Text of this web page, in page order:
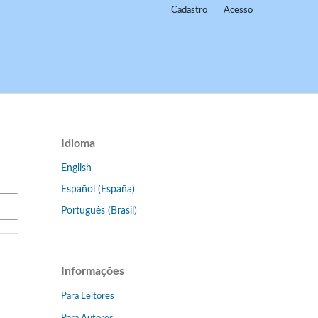
Cadastro Acesso
Idioma
English
Español (España)
Português (Brasil)
Informações
Para Leitores